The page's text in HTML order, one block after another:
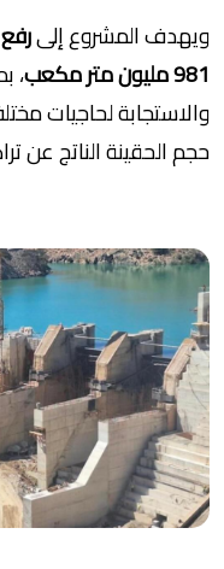
ويهدف المشروع إلى
981 مليون متر مكعب
،
والاستجابة لحاجيات
حجم الحقينة الناتج عن